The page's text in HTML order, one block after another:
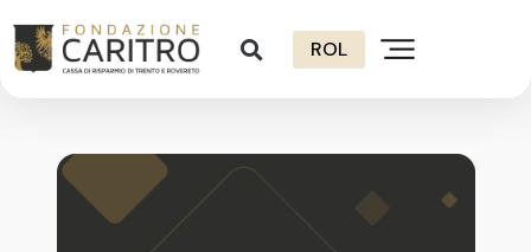
ROL